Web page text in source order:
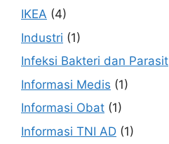
IKEA (4)
Industri (1)
Infeksi Bakteri dan Parasit
Informasi Medis (1)
Informasi Obat (1)
Informasi TNI AD (1)